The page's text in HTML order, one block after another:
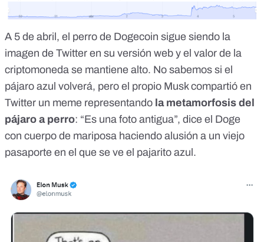
A 5 de abril, el perro de Dogecoin sigue siendo la
imagen de Twitter en su versión web y el valor de la
criptomoneda se mantiene alto. No sabemos si el
pájaro azul volverá, pero el propio Muskcompartió en
Twitter un meme representando la metamorfosis del
pájaro a perro: “Es una foto antigua”, dice el Doge
con cuerpo de mariposa haciendo alusión a un viejo
pasaporte en el que se ve el pajarito azul.